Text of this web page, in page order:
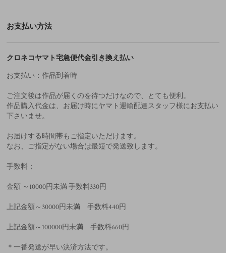
お支払い方法
クロネコヤマト宅急便代金引き換え払い
お支払い：作品到着時
ご注文後は作品が届くのを待つだけなので、とても便利。
作品購入代金は、お届け時にヤマト運輸配達スタッフ様にお支払い
下さいませ。
お届けする時間帯もご指定いただけます。
なお、ご指定がない場合は最短で発送致します。
手数料；
金額 ～10000円未満 手数料330円
上記金額～30000円未満 手数料440円
上記金額～100000円未満 手数料660円
＊一番発送が早い決済方法です。